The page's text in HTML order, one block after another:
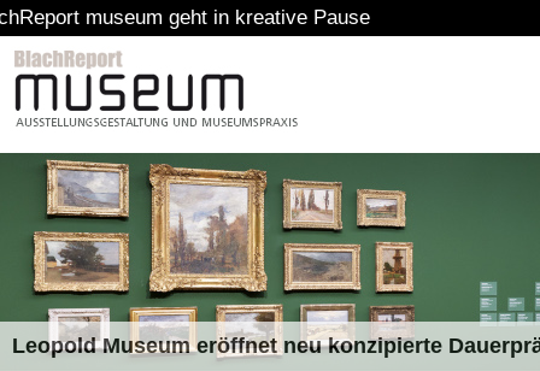
geht in kreative Pause
Leopold Museum eröffnet neu konzipierte